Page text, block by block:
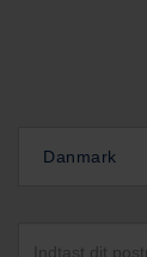
Danmark